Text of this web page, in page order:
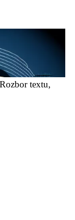
textu,